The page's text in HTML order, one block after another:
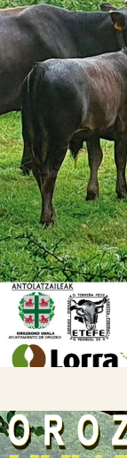
Noticias
Tablón de
Lursail Market